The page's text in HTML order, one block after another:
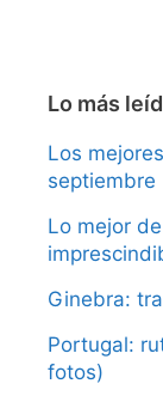
Lo más
Los
septiembre
Lo mejor
Ginebra:
Portugal:
fotos)